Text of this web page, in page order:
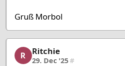
Gruß Morbol
Ritchie, 34/53, 29. Dec '25
R Ritchie
29. Dec '25#